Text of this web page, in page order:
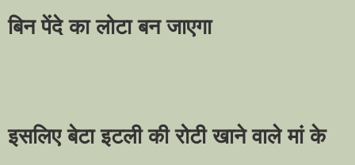
बिन पेंदे का लोटा बन जाएगा
इसलिए बेटा इटली की रोटी खाने वाले मां के